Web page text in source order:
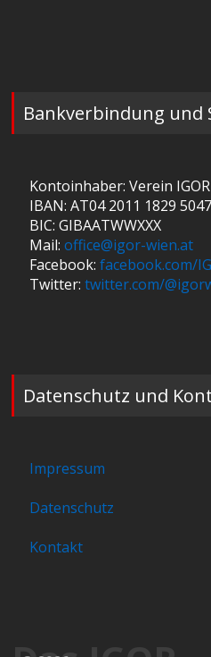
Bankverbindung und
Kontoinhaber: Verein IGOR
IBAN: AT04 2011 1829
BIC: GIBAATWWXXX
Mail:office@igor-wien.at
Facebook:facebook.com/
Twitter:twitter.com/
Datenschutz und
Impressum
Datenschutz
Kontakt